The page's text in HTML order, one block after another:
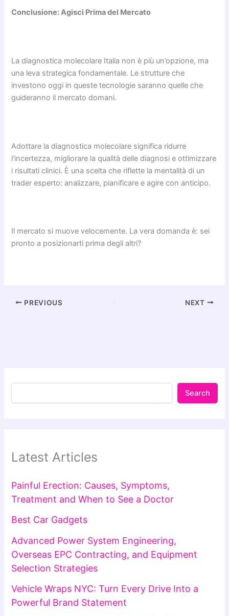
Conclusione: Agisci Prima del Mercato
La diagnostica molecolare Italia non è più un’opzione, ma
una leva strategica fondamentale. Le strutture che
investono oggi in queste tecnologie saranno quelle che
guideranno il mercato domani.
Adottare la diagnostica molecolare significa ridurre
l’incertezza, migliorare la qualità delle diagnosi e ottimizzare
i risultati clinici. È una scelta che riflette la mentalità di un
trader esperto: analizzare, pianificare e agire con anticipo.
Il mercato si muove velocemente. La vera domanda è: sei
pronto a posizionarti prima degli altri?
PREVIOUS NEXT
Search
Latest Articles
Painful Erection: Causes, Symptoms,
Treatment and When to See a Doctor
Best Car Gadgets
Advanced Power System Engineering,
Overseas EPC Contracting, and Equipment
Selection Strategies
Vehicle Wraps NYC: Turn Every Drive Into a
Powerful Brand Statement